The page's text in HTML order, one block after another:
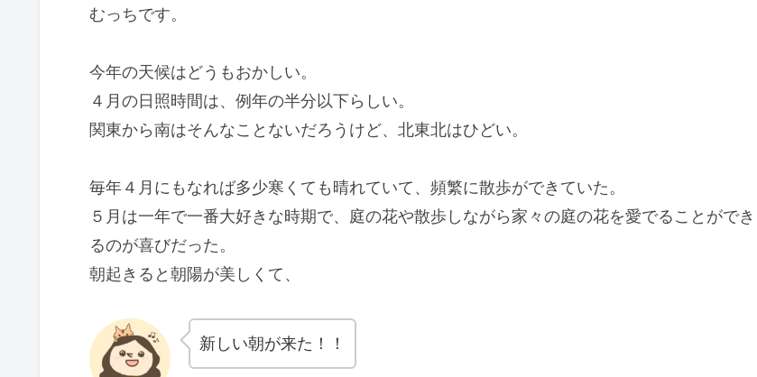
むっちです。
今年の天候はどうもおかしい。
４月の日照時間は、例年の半分以下らしい。
関東から南はそんなことないだろうけど、北東北はひどい。
毎年４月にもなれば多少寒くても晴れていて、頻繁に散歩ができていた。
５月は一年で一番大好きな時期で、庭の花や散歩しながら家々の庭の花を愛でることができ
るのが喜びだった。
朝起きると朝陽が美しくて、
新しい朝が来た！！